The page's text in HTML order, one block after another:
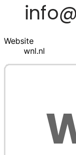
Website
wnl.nl